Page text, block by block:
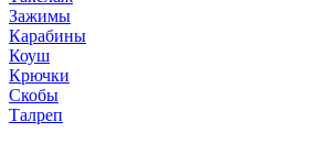
Зажимы
Карабины
Коуш
Крючки
Скобы
Талреп